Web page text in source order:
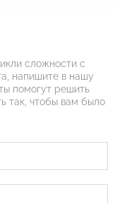
сложности с
напишите в нашу
помогут решить
так, чтобы вам было